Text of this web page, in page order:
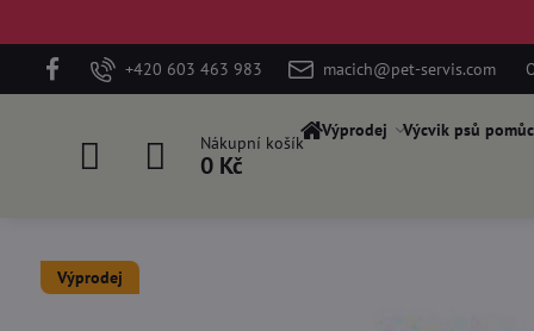
+420 603 463 983 macich@pet-servis.com
Nákupní košík
0 Kč
Výprodej Výcvik psů
Výprodej